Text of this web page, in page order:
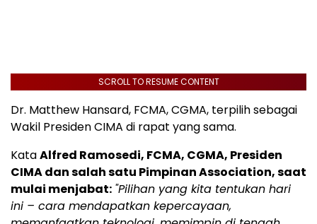
SCROLL TO RESUME CONTENT
Dr. Matthew Hansard, FCMA, CGMA, terpilih sebagai
Wakil Presiden CIMA di rapat yang sama.
KataAlfred Ramosedi, FCMA, CGMA, Presiden
CIMA dan salah satu Pimpinan Association, saat
mulai menjabat: "Pilihan yang kita tentukan hari
ini – cara mendapatkan kepercayaan,